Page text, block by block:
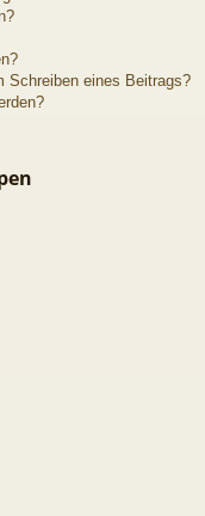
Schreiben eines Beitrags?